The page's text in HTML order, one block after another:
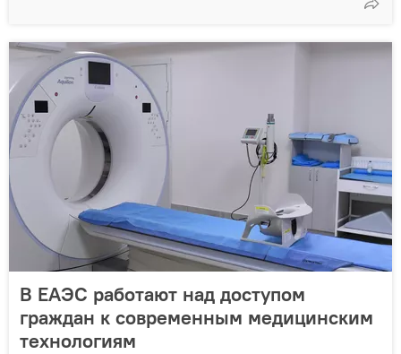
В ЕАЭС работают над доступом
граждан к современным медицинским
технологиям